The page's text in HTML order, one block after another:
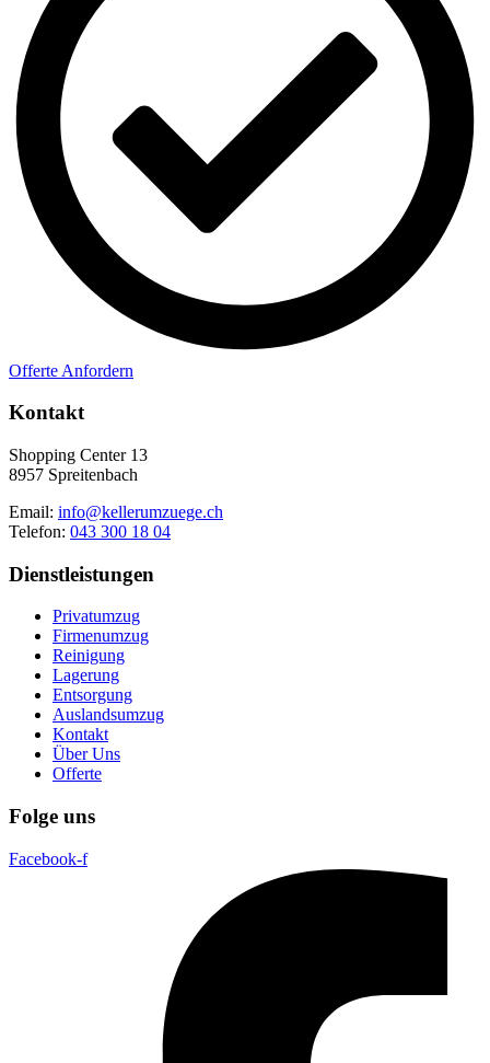
Offerte Anfordern
Kontakt
Shopping Center 13
8957 Spreitenbach
Email: info@kellerumzuege.ch
Telefon: 043 300 18 04
Dienstleistungen
Privatumzug
Firmenumzug
Reinigung
Lagerung
Entsorgung
Auslandsumzug
Kontakt
Über Uns
Offerte
Folge uns
Facebook-f